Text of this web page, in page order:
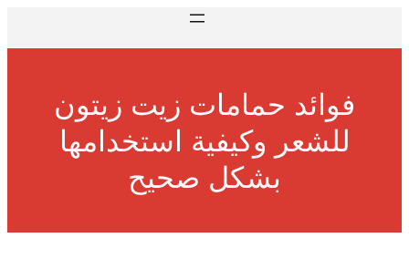
فوائد حمامات زيت زيتون
للشعر وكيفية استخدامها
بشكل صحيح